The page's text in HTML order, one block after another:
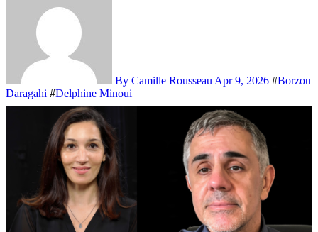
By Camille Rousseau Apr 9, 2026 #Borzou
Daragahi #Delphine Minoui